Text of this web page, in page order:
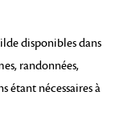
disponibles dans
randonnées,
étant nécessaires à